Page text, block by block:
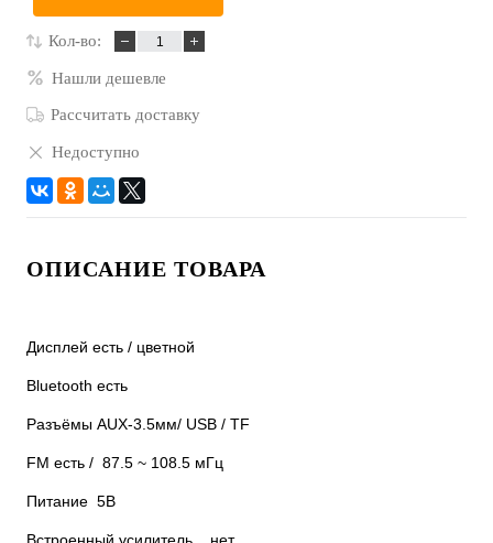
Кол-во:
Нашли дешевле
Рассчитать доставку
Недоступно
ОПИСАНИЕ ТОВАРА
Дисплей есть / цветной
Bluetooth есть
Разъёмы AUX-3.5мм/ USB / TF
FM есть / 87.5 ~ 108.5 мГц
Питание 5В